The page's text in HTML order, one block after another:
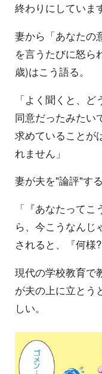
終わりにしていま
妻から「あなたの
を言うたびに怒ら
歳)はこう語る。
「よく聞くと、ど
同意だったみたい
求めていることが
れません」
妻が夫を"論評"す
「『あなたって
ら、今こうなんじ
されると、『何様
現代の学校教育で
が夫の上に立とう
しい。